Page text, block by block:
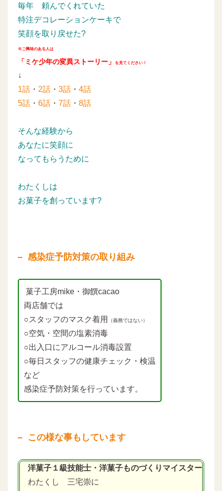
毎年 頼んでくれていた
特注デコレーションケーキで
笑顔を取り戻せた?
※ご興味のある人は
「ミケ少年の変異ストーリー」 を見てください！
↓
1話 ・ 2話 ・ 3話 ・ 4話
5話 ・ 6話 ・ 7話 ・ 8話
そんな経験から
あなたに笑顔に
なってもらうために
わたくしは
お菓子を創っています?
感染症予防対策の取り組み
菓子工房mike・御饌cacao
両店舗では
○スタッフのマスク着用
（義務ではない）
○空気・空間の塩素消毒
○出入口にアルコール消毒設置
○毎日スタッフの健康チェック・検温
など
感染症予防対策を行っています。
この様な事もしています
洋菓子１級技能士・洋菓子ものづくりマイスター
わたくし 三宅崇に